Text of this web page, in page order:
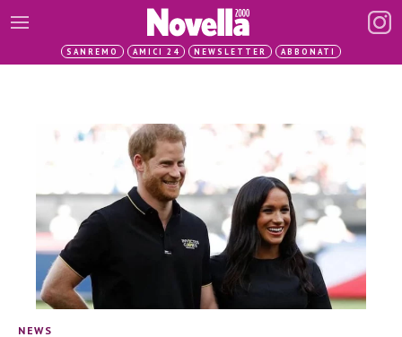
SANREMO AMICI 24 NEWSLETTER ABBONATI
NEWS